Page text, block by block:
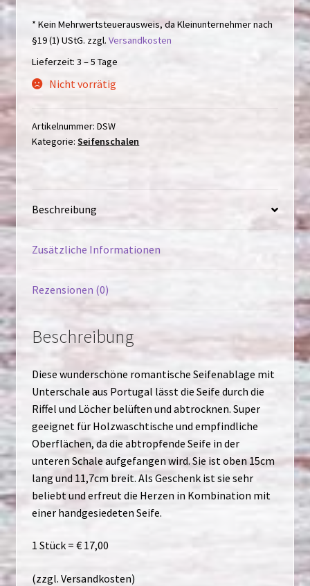
* Kein Mehrwertsteuerausweis, da Kleinunternehmer nach
§19 (1) UStG. zzgl.Versandkosten
Lieferzeit:3 – 5 Tage
Nicht vorrätig
Artikelnummer:DSW
Kategorie:Seifenschalen
Beschreibung
Zusätzliche Informationen
Rezensionen (0)
Beschreibung
Diese wunderschöne romantische Seifenablage mit
Unterschale aus Portugal lässt die Seife durch die
Riffel und Löcher belüften und abtrocknen. Super
geeignet für Holzwaschtische und empfindliche
Oberflächen, da die abtropfende Seife in der
unteren Schale aufgefangen wird. Sie ist oben 15cm
lang und 11,7cm breit. Als Geschenk ist sie sehr
beliebt und erfreut die Herzen in Kombination mit
einer handgesiedeten Seife.
1 Stück = € 17,00
(zzgl. Versandkosten)